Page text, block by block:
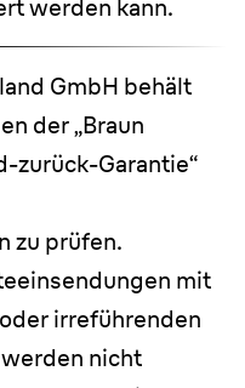
werden kann.
GmbH behält
der „Braun
zurück-Garantie“
zu prüfen.
mit
irreführenden
nicht